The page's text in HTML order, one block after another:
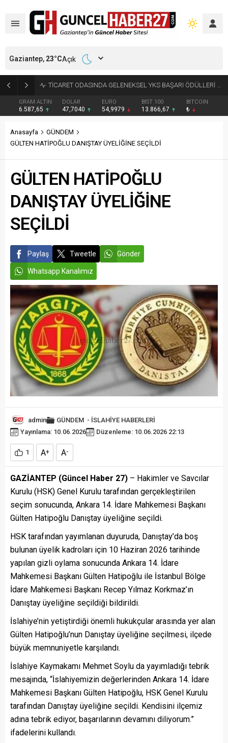
GAZİANTEP’TE FİLİSTİN KONVOYU COŞKUYLA KARŞILANDI
GRAM ALTIN
6.587,65
DOLAR
47,7040
EURO
54,9979
BIST 100
13.866,67
BITCOIN
₺
Gaziantep, 23°CAçık
Anasayfa
GÜNDEM
GÜLTEN HATİPOĞLU DANIŞTAY ÜYELİĞİNE SEÇİLDİ
GÜLTEN HATİPOĞLU
DANIŞTAY ÜYELİĞİNE
SEÇİLDİ
Paylaş Tweetle Gönder
Whatsapp Kanalımız
admin GÜNDEM - İSLAHİYE HABERLERİ
Yayınlama: 10.06.2026
Düzenleme: 10.06.2026 22:13
1 A+ A-
GAZİANTEP (Güncel Haber 27) – Hakimler ve Savcılar
Kurulu (HSK) Genel Kurulu tarafından gerçekleştirilen
seçim sonucunda, Ankara 14. İdare Mahkemesi Başkanı
Gülten Hatipoğlu Danıştay üyeliğine seçildi.
HSK tarafından yayımlanan duyuruda, Danıştay’da boş
bulunan üyelik kadroları için 10 Haziran 2026 tarihinde
yapılan gizli oylama sonucunda Ankara 14. İdare
Mahkemesi Başkanı Gülten Hatipoğlu ile İstanbul Bölge
İdare Mahkemesi Başkanı Recep Yılmaz Korkmaz’ın
Danıştay üyeliğine seçildiği bildirildi.
İslahiye’nin yetiştirdiği önemli hukukçular arasında yer alan
Gülten Hatipoğlu’nun Danıştay üyeliğine seçilmesi, ilçede
büyük memnuniyetle karşılandı.
İslahiye Kaymakamı Mehmet Soylu da yayımladığı tebrik
mesajında, “İslahiyemizin değerlerinden Ankara 14. İdare
Mahkemesi Başkanı Gülten Hatipoğlu, HSK Genel Kurulu
tarafından Danıştay üyeliğine seçildi. Kendisini ilçemiz
adına tebrik ediyor, başarılarının devamını diliyorum.”
ifadelerini kullandı.